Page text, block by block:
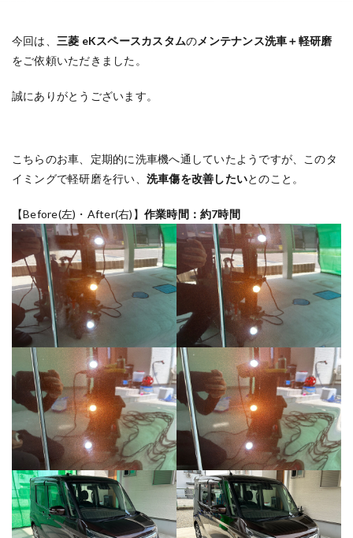
今回は、 三菱 eKスペースカスタムのメンテナンス洗車＋軽研磨
をご依頼いただきました。
誠にありがとうございます。
こちらのお車、定期的に洗車機へ通していたようですが、このタ
イミングで軽研磨を行い、 洗車傷を改善したいとのこと。
【Before(左)・After(右)】 作業時間：約7時間